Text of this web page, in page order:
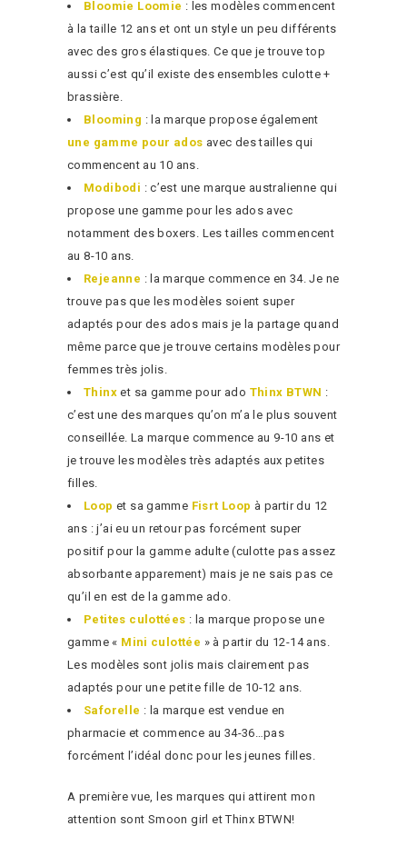
Bloomie Loomie : les modèles commencent
à la taille 12 ans et ont un style un peu différents
avec des gros élastiques. Ce que je trouve top
aussi c’est qu’il existe des ensembles culotte +
brassière.
Blooming : la marque propose également
une gamme pour ados avec des tailles qui
commencent au 10 ans.
Modibodi : c’est une marque australienne qui
propose une gamme pour les ados avec
notamment des boxers. Les tailles commencent
au 8-10 ans.
Rejeanne : la marque commence en 34. Je ne
trouve pas que les modèles soient super
adaptés pour des ados mais je la partage quand
même parce que je trouve certains modèles pour
femmes très jolis.
Thinxet sa gamme pour ado Thinx BTWN :
c’est une des marques qu’on m’a le plus souvent
conseillée. La marque commence au 9-10 ans et
je trouve les modèles très adaptés aux petites
filles.
Loop et sa gamme Fisrt Loop à partir du 12
ans : j’ai eu un retour pas forcément super
positif pour la gamme adulte (culotte pas assez
absorbante apparement) mais je ne sais pas ce
qu’il en est de la gamme ado.
Petites culottées : la marque propose une
gamme « Mini culottée » à partir du 12-14 ans.
Les modèles sont jolis mais clairement pas
adaptés pour une petite fille de 10-12 ans.
Saforelle : la marque est vendue en
pharmacie et commence au 34-36…pas
forcément l’idéal donc pour les jeunes filles.
A première vue, les marques qui attirent mon
attention sont Smoon girl et Thinx BTWN!